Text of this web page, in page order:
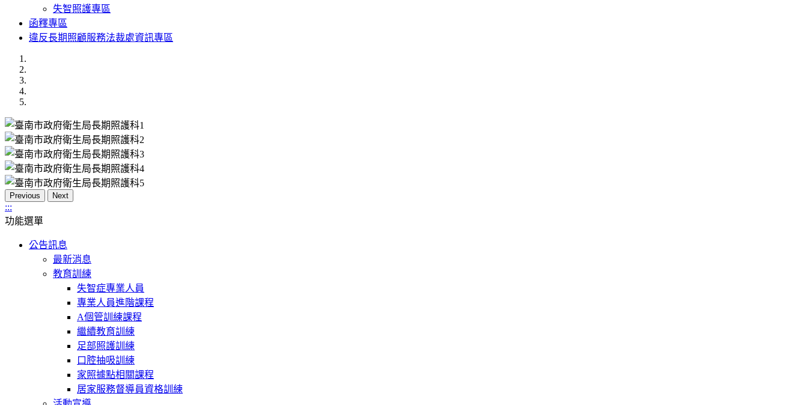
失智照護專區
函釋專區
違反長期照顧服務法裁處資訊專區
Previous Next
:::
功能選單
公告訊息
最新消息
教育訓練
失智症專業人員
專業人員進階課程
A個管訓練課程
繼續教育訓練
足部照護訓練
口腔抽吸訓練
家照據點相關課程
居家服務督導員資格訓練